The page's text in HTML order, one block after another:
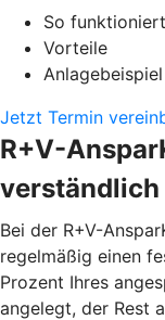
So
Vorteile
Anlagebeispiel
Jetzt Termin
R+V-
Bei der R+V-
regelmäßig einen
Prozent Ihres
angelegt, der Rest